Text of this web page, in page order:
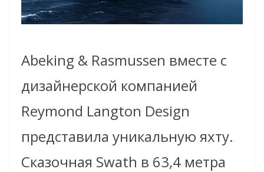
Abeking & Rasmussen вместе с
дизайнерской компанией
Reymond Langton Design
представила уникальную яхту.
Сказочная Swath в 63,4 метра